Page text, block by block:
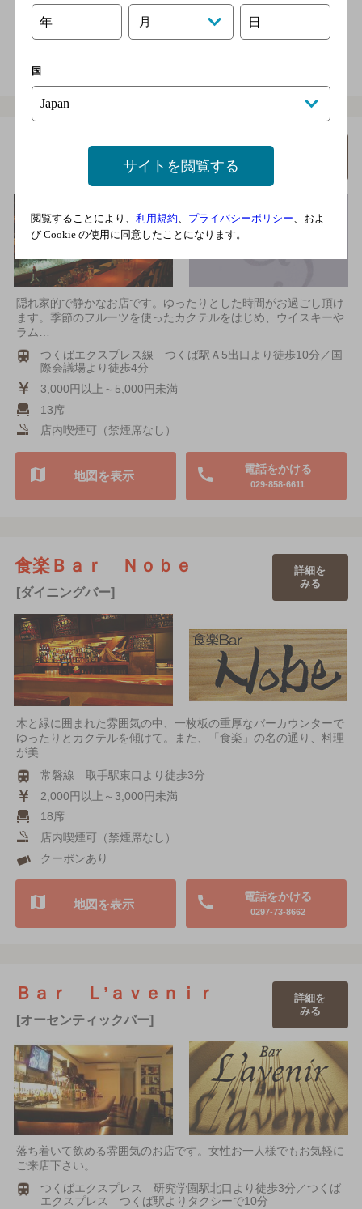
店内喫煙可（禁煙席なし）
ＢＡＲ ＵＮＩＴＥＤ
[カクテル＆スピリッツバー]
隠れ家的で静かなお店です。ゆったりとした時間がお過ごし頂け
ます。季節のフルーツを使ったカクテルをはじめ、ウイスキーや
ラム…
つくばエクスプレス線 つくば駅Ａ5出口より徒歩10分／国
際会議場より徒歩4分
3,000円以上～5,000円未満
13席
店内喫煙可（禁煙席なし）
電話をかける
029-858-6611
地図を表示
食楽Ｂａｒ Ｎｏｂｅ
[ダイニングバー]
詳細を
みる
木と緑に囲まれた雰囲気の中、一枚板の重厚なバーカウンターで
ゆったりとカクテルを傾けて。また、「食楽」の名の通り、料理
が美…
常磐線 取手駅東口より徒歩3分
2,000円以上～3,000円未満
18席
店内喫煙可（禁煙席なし）
クーポンあり
電話をかける
0297-73-8662
地図を表示
Ｂａｒ Ｌ’ａｖｅｎｉｒ
[オーセンティックバー]
詳細を
みる
落ち着いて飲める雰囲気のお店です。女性お一人様でもお気軽に
ご来店下さい。
つくばエクスプレス 研究学園駅北口より徒歩3分／つくば
エクスプレス つくば駅よりタクシーで10分
年 月 日
国
サイトを閲覧する
閲覧することにより、 利用規約、 プライバシーポリシー、およ
び Cookie の使用に同意したことになります。